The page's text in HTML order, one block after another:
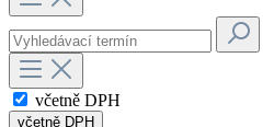
včetně DPH
včetně DPH